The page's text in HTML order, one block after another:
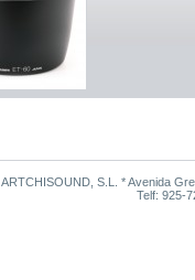
ARTCHISOUND, S.L. * Avenida
Telf: 925-